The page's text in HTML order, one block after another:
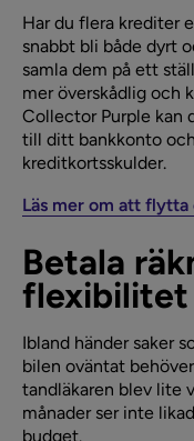
Har du flera krediter
snabbt bli både dyrt
samla dem på ett
mer överskådlig och
Collector Purple kan
till ditt bankkonto
kreditkortsskulder.
Läs mer om att flytta
Betala
flexibilitet
Ibland händer saker
bilen oväntat
tandläkaren blev lite
månader ser inte
budget.